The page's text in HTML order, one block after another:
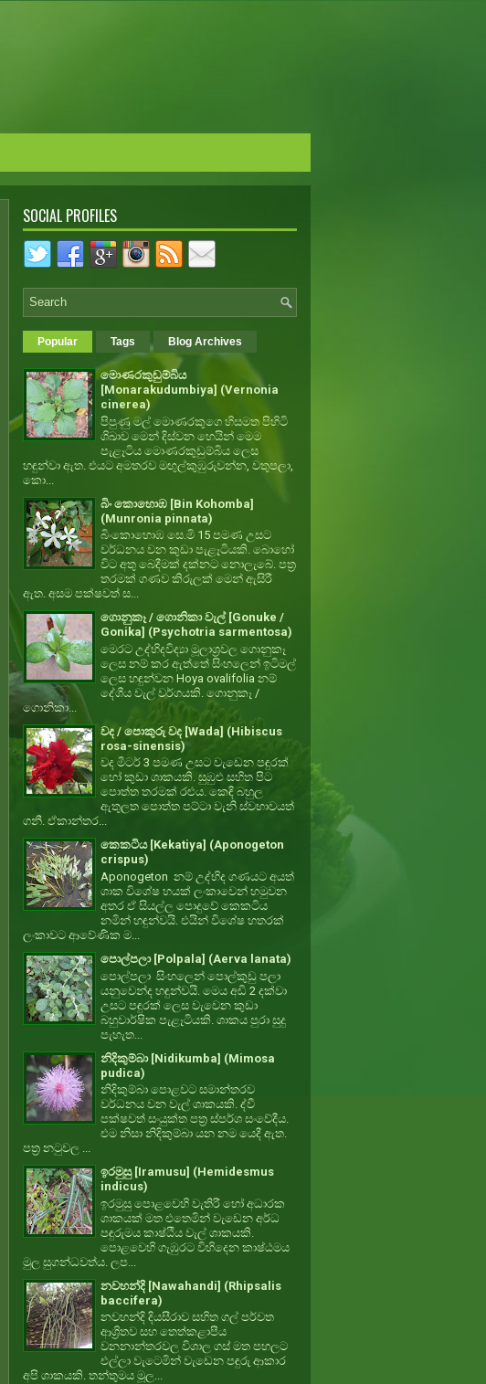
SOCIAL PROFILES
Popular Tags Blog Archives
මොණරකුඩුම්බිය
[Monarakudumbiya] (Vernonia
cinerea)
පිපුණු මල් මොණරකුගෙ හිසමත පිහිටි
ශිඛාව මෙන් දිස්වන හෙයින් මෙම
පැළෑටිය මොණරකුඩුම්බිය ලෙස
හඳුන්වා ඇත. එයට අමතරව මඟුල්කුඹුරුවන්න, වතුපලා,
කො...
බිං කොහොඹ [Bin Kohomba]
(Munronia pinnata)
බිංකොහොඹ සෙ.මි 15 පමණ උසට
වර්ධනය වන කුඩා පැළෑටියකි. බොහෝ
විට අතු බෙදීමක් දක්නට නොලැබේ. පත්‍ර
තරමක් ගණව කිරුලක් මෙන් ඇසිරී
ඇත. අසම පක්ෂවත් ස...
ගොනුකෑ / ගොනිකා වැල් [Gonuke /
Gonika] (Psychotria sarmentosa)
මෙරට උද්භිදවිද්‍යා මූලාශ්‍රවල ගොනුකෑ
ලෙස නම් කර ඇත්තේ සිංහලෙන් ඉටිමල්
ලෙස හඳුන්වන Hoya ovalifolia නම්
දේශීය වැල් වර්ගයකි. ගොනුකෑ /
ගොනිකා...
වද / පොකුරු වද [Wada] (Hibiscus
rosa-sinensis)
වද මීටර් 3 පමණ උසට වැඩෙන පඳුරක්
හෝ කුඩා ශාකයකි. සුඹුළු සහිත පිට
පොත්ත තරමක් රළුය. කෙඳි බහුල
ඇතුලත පොත්ත පට්ටා වැනි ස්වභාවයත්
ගනී. ඒකාන්තර...
කෙකටිය [Kekatiya] (Aponogeton
crispus)
Aponogeton නම් උද්භිද ගණයට අයත්
ශාක විශේෂ හයක් ලංකාවෙන් හමුවන
අතර ඒ සියල්ල පොදුවේ කෙකටිය
නමින් හඳුන්වයි. එයින් විශේෂ හතරක්
ලංකාවට ආවේණික ම...
පොල්පලා [Polpala] (Aerva lanata)
පොල්පලා සිංහලෙන් පොල්කුඩු පලා
යනුවෙන්ද හඳුන්වයි. මෙය අඩි 2 දක්වා
උසට පඳුරක් ලෙස වැවෙන කුඩා
බහුවාර්ෂික පැළෑටියකි. ශාකය පුරා සුදු
පැහැත...
නිදිකුම්බා [Nidikumba] (Mimosa
pudica)
නිදිකුම්බා පොළවට සමාන්තරව
වර්ධනය වන වැල් ශාකයකි. ද්වී
පක්ෂවත් සංයුක්ත පත්‍ර ස්පර්ශ සංවේදීය.
එම නිසා නිදිකුම්බා යන නම යෙදී ඇත.
පත්‍ර නටුවල ...
ඉරමුසු [Iramusu] (Hemidesmus
indicus)
ඉරමුසු පොළවෙහි වැතිරී හෝ අධාරක
ශාකයක් මත එතෙමින් වැඩෙන අර්ධ
පඳුරුමය කාෂ්ඨීය වැල් ශාකයකි.
පොළවෙහි ගැඹුරට විහිදෙන කාෂ්ඨමය
මුල සුගන්ධවත්ය. ලප...
නවහන්දි [Nawahandi] (Rhipsalis
baccifera)
නවහන්දි දියසීරාව සහිත ගල් පර්වත
ආශ්‍රිතව සහ තෙත්කළාපීය
වනනාන්තරවල විශාල ගස් මත පහලට
එල්ලා වැටෙමින් වැඩෙන පඳුරු ආකාර
අපි ශාකයකි. තන්තුමය මූල...